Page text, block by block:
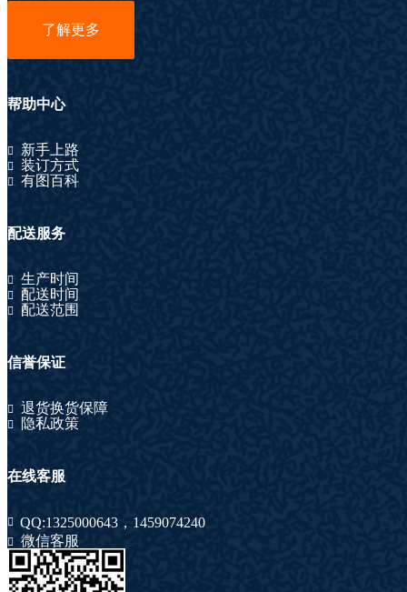
了解更多
帮助中心
新手上路
装订方式
有图百科
配送服务
生产时间
配送时间
配送范围
信誉保证
退货换货保障
隐私政策
在线客服
QQ:1325000643 ， 1459074240
微信客服